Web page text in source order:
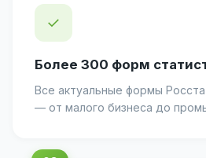
✓
Более 300 форм
Все актуальные формы
— от малого бизнеса до